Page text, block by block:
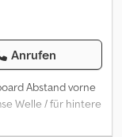
Anrufen
Abstand vorne
Welle / für hintere